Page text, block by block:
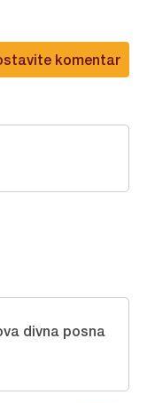
komentar
divna posna